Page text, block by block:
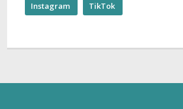
Instagram TikTok